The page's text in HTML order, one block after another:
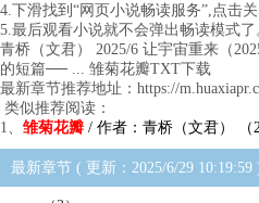
4.下滑找到“网页小说畅读服务”,点击关
5.最后观看小说就不会弹出畅读模式了
青桥（文君） 2025/6 让宇宙重来（
的短篇── ... 雏菊花瓣TXT下载
最新章节推荐地址：https://
类似推荐阅读：
1、 雏菊花瓣 / 作者：青桥（文君） （
最新章节 ( 更新：2025/6/29 10:19:59